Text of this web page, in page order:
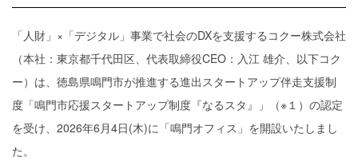
「人財」×「デジタル」事業で社会のDXを支援するコクー株式会社
（本社：東京都千代田区、代表取締役CEO：入江 雄介、以下コク
ー）は、徳島県鳴門市が推進する進出スタートアップ伴走支援制
度「鳴門市応援スタートアップ制度『なるスタ』」（※１）の認定
を受け、2026年6月4日(木)に「鳴門オフィス」を開設いたしまし
た。